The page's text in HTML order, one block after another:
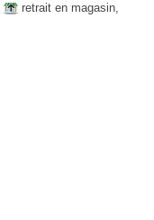
retrait en magasin,